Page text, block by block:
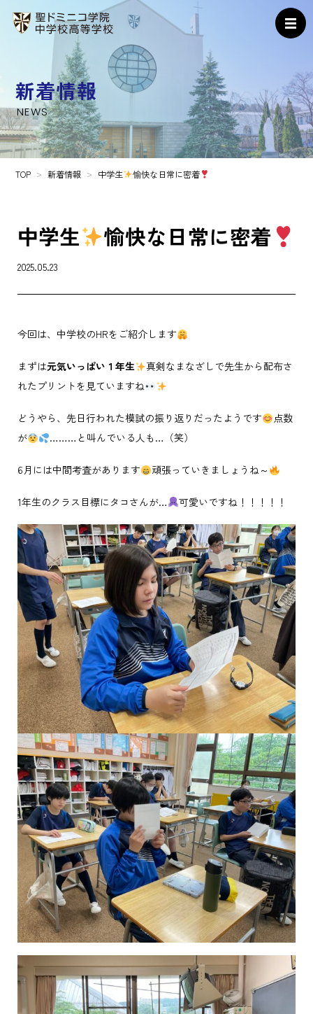
新着情報
NEWS
TOP 新着情報 中学生 愉快な日常に密着
中学生 愉快な日常に密着
2025.05.23
今回は、中学校のHRをご紹介します
まずは元気いっぱい１年生
真剣なまなざしで先生から配布さ
れたプリントを見ていますね
どうやら、先日行われた模試の振り返りだったようです
点数
が
………と叫んでいる人も…（笑）
6月には中間考査があります 頑張っていきましょうね～
1年生のクラス目標にタコさんが… 可愛いですね！！！！！